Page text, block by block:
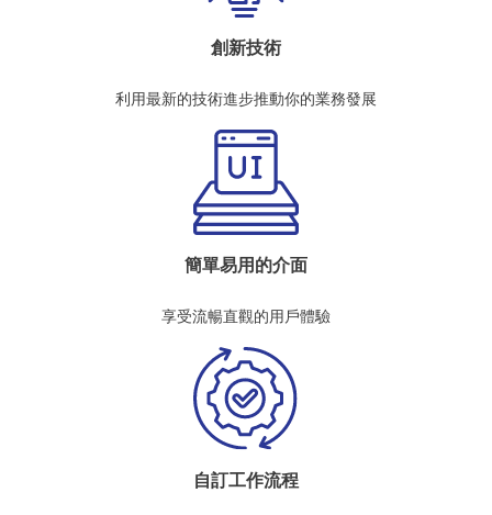
創新技術
利用最新的技術進步推動你的業務發展
簡單易用的介面
享受流暢直觀的用戶體驗
自訂工作流程